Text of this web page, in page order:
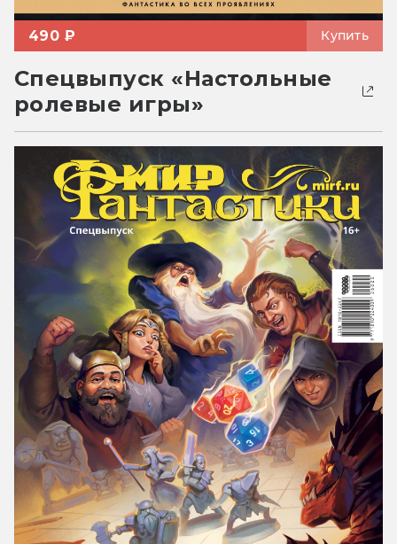
490 ₽ Купить
Спецвыпуск «Настольные
ролевые игры»